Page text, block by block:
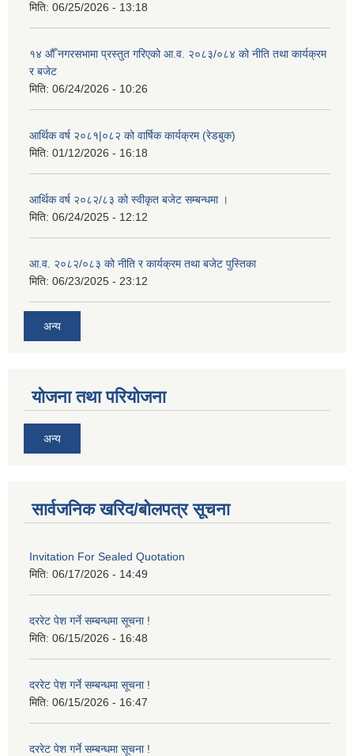
मिति: 06/25/2026 - 13:18
१४ औँ नगरसभामा प्रस्तुत गरिएको आ.व. २०८३/०८४ को नीति तथा कार्यक्रम
र बजेट
मिति: 06/24/2026 - 10:26
आर्थिक वर्ष २०८१|०८२ को वार्षिक कार्यक्रम (रेडबुक)
मिति: 01/12/2026 - 16:18
आर्थिक वर्ष २०८२/८३ को स्वीकृत बजेट सम्बन्धमा ।
मिति: 06/24/2025 - 12:12
आ.व. २०८२/०८३ को नीति र कार्यक्रम तथा बजेट पुस्तिका
मिति: 06/23/2025 - 23:12
अन्य
योजना तथा परियोजना
अन्य
सार्वजनिक खरिद/बोलपत्र सूचना
Invitation For Sealed Quotation
मिति: 06/17/2026 - 14:49
दररेट पेश गर्ने सम्बन्धमा सूचना !
मिति: 06/15/2026 - 16:48
दररेट पेश गर्ने सम्बन्धमा सूचना !
मिति: 06/15/2026 - 16:47
दररेट पेश गर्ने सम्बन्धमा सूचना !